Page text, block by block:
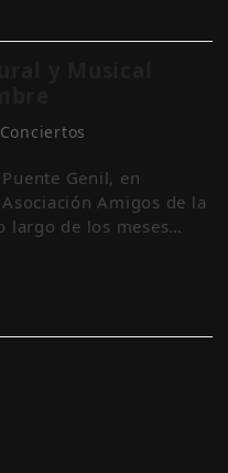
Conciertos
Genil, en
Amigos de la
largo de los meses…